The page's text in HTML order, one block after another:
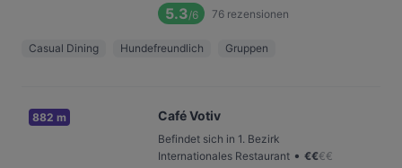
5.3/6 76 rezensionen
Casual Dining Hundefreundlich Gruppen
882 m Café Votiv
Befindet sich in 1. Bezirk
Internationales Restaurant • €€€€